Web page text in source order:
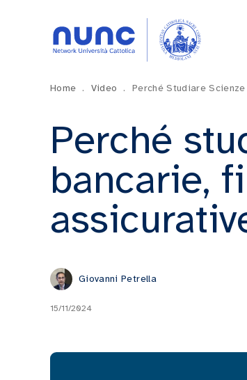
Home . Video . Perché Studiare
Perché
bancarie,
Giovanni Petrella
15/11/2024